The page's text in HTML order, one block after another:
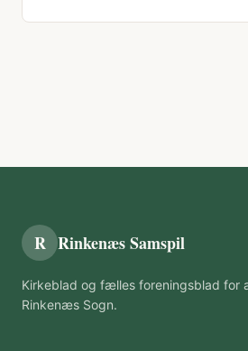
R Rinkenæs Samspil
Kirkeblad og fælles foreningsblad for
Rinkenæs Sogn.